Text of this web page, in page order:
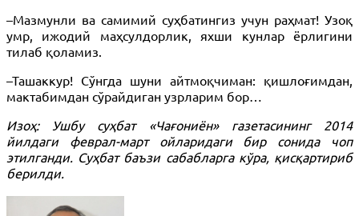
–Мазмунли ва самимий суҳбатингиз учун раҳмат! Узоқ
умр, ижодий маҳсулдорлик, яхши кунлар ёрлигини
тилаб қоламиз.
–Ташаккур! Сўнгда шуни айтмоқчиман: қишлоғимдан,
мактабимдан сўрайдиган узрларим бор…
Изоҳ: Ушбу суҳбат «Чағониён» газетасининг 2014
йилдаги феврал-март ойларидаги бир сонида чоп
этилганди. Суҳбат баъзи сабабларга кўра, қисқартириб
берилди.